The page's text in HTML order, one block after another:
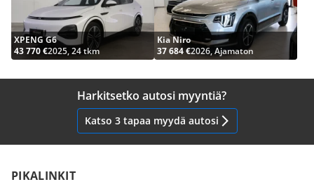
XPENG G6
43 770 €2025, 24 tkm
Kia Niro
37 684 €2026, Ajamaton
Harkitsetko autosi myyntiä?
Katso 3 tapaa myydä autosi
PIKALINKIT